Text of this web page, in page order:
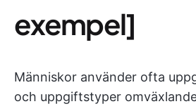
exempel]
Människor använder ofta
och uppgiftstyper